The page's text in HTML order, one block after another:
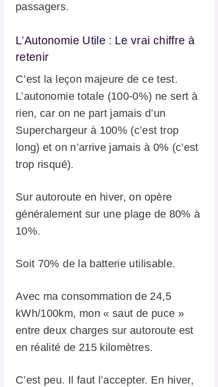
passagers.
L’Autonomie Utile : Le vrai chiffre à
retenir
C’est la leçon majeure de ce test.
L’autonomie totale (100-0%) ne sert à
rien, car on ne part jamais d’un
Superchargeur à 100% (c’est trop
long) et on n’arrive jamais à 0% (c’est
trop risqué).
Sur autoroute en hiver, on opère
généralement sur une plage de 80% à
10%.
Soit 70% de la batterie utilisable.
Avec ma consommation de 24,5
kWh/100km, mon « saut de puce »
entre deux charges sur autoroute est
en réalité de 215 kilomètres.
C’est peu. Il faut l’accepter. En hiver,